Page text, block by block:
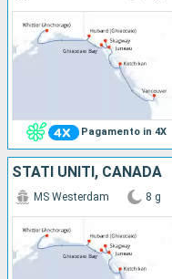
Pagamento in 4X
STATI UNITI, CANADA
MS Westerdam 8 g